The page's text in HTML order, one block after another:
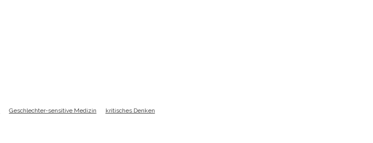
Geschlechter-sensitive Medizin
kritisches Denken